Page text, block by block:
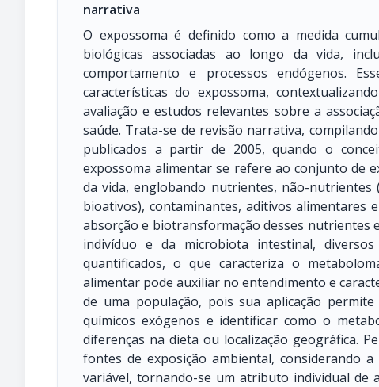
narrativa
O expossoma é definido como a medida
biológicas associadas ao longo da vida,
comportamento e processos endógenos.
características do expossoma,
avaliação e estudos relevantes sobre a
saúde. Trata-se de revisão narrativa,
publicados a partir de 2005, quando o
expossoma alimentar se refere ao conjunto de
da vida, englobando nutrientes, não-
bioativos), contaminantes, aditivos alimentares
absorção e biotransformação desses nutrientes
indivíduo e da microbiota intestinal,
quantificados, o que caracteriza o
alimentar pode auxiliar no entendimento e
de uma população, pois sua aplicação
químicos exógenos e identificar como o
diferenças na dieta ou localização geográfica.
fontes de exposição ambiental, considerando
variável, tornando-se um atributo individual de